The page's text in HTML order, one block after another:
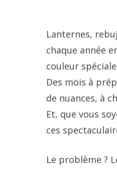
Lanternes,
chaque année
couleur
Des mois à
de nuances, à
Et, que vous
ces
Le problème ?